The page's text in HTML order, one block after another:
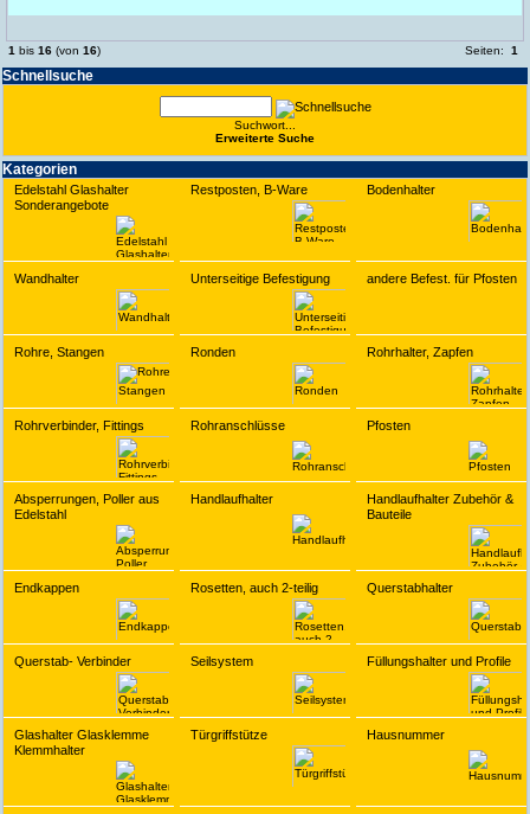
Schnell­suche
Suchwort...
Erwei­terte Suche
Kate­gorien
Edelstahl Glashalter
Sonderangebote
Restposten, B-Ware Bodenhalter
Wandhalter Unterseitige Befestigung andere Befest. für Pfosten
Rohre, Stangen Ronden Rohrhalter, Zapfen
Rohrverbinder, Fittings Rohranschlüsse Pfosten
Absperrungen, Poller aus
Edelstahl
Handlaufhalter
Handlaufhalter Zubehör &
Bauteile
Endkappen Rosetten, auch 2-teilig Querstabhalter
Querstab- Verbinder Seilsystem Füllungshalter und Profile
Glashalter Glasklemme
Klemmhalter
Türgriffstütze Hausnummer
1 bis 16 (von 16) Seiten: 1